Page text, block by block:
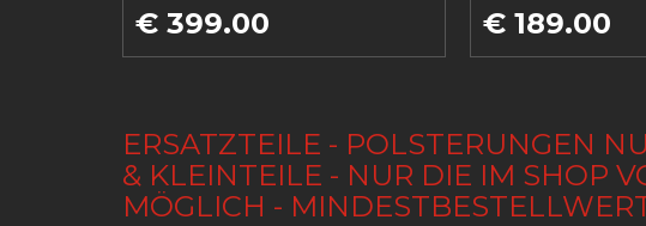
€ 399.00 € 189.00
ERSATZTEILE - POLSTERUNGEN
& KLEINTEILE - NUR DIE IM SHOP
MÖGLICH -